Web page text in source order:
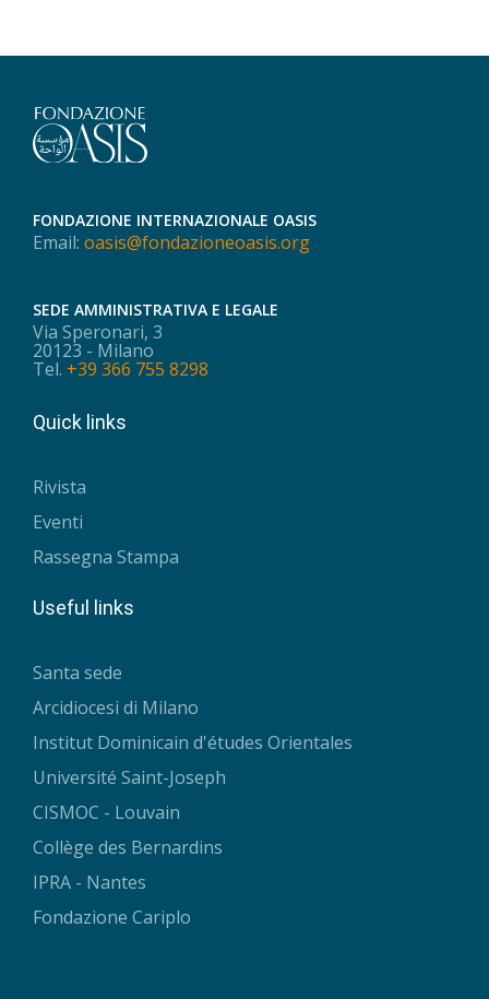
FONDAZIONE INTERNAZIONALE OASIS
Email: oasis@fondazioneoasis.org
SEDE AMMINISTRATIVA E LEGALE
Via Speronari, 3
20123 - Milano
Tel. +39 366 755 8298
Quick links
Rivista
Eventi
Rassegna Stampa
Useful links
Santa sede
Arcidiocesi di Milano
Institut Dominicain d'études Orientales
Université Saint-Joseph
CISMOC - Louvain
Collège des Bernardins
IPRA - Nantes
Fondazione Cariplo